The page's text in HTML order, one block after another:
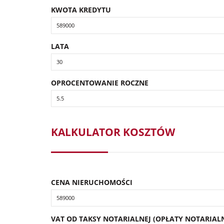
KWOTA KREDYTU
LATA
OPROCENTOWANIE ROCZNE
KALKULATOR KOSZTÓW
CENA NIERUCHOMOŚCI
VAT OD TAKSY NOTARIALNEJ (OPŁATY